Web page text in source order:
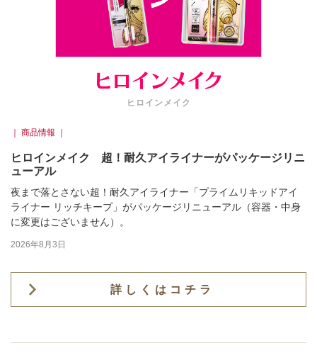
ヒロインメイク
｜ 商品情報 ｜
ヒロインメイク 超！耐久アイライナーがパッケージリニ
ューアル
夜まで落とさない超！耐久アイライナー「プライムリキッドアイ
ライナー リッチキープ」がパッケージリニューアル（容器・中身
に変更はございません）。
2026年8月3日
詳しくはコチラ